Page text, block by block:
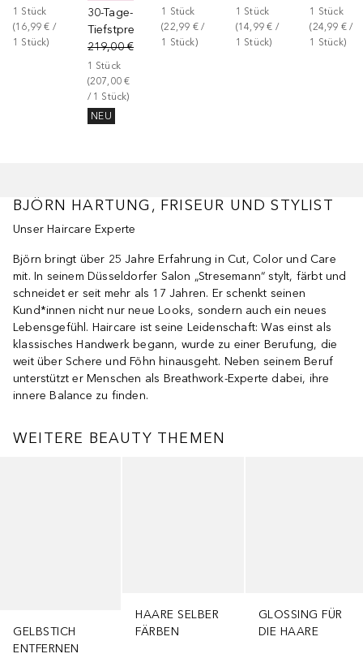
1 Stück
(16,99 € /
1 Stück)
30-Tage-
Tiefstpreis
219,00 €
1 Stück
(207,00 €
/ 1 Stück)
NEU
1
Stück
(22,99 € /
1
Stück)
1 Stück
(14,99 € /
1 Stück)
1
Stück
(24,99 € /
1
Stück)
BJÖRN HARTUNG, FRISEUR UND STYLIST
Unser Haircare Experte
Björn bringt über 25 Jahre Erfahrung in Cut, Color und Care
mit. In seinem Düsseldorfer Salon „Stresemann“ stylt, färbt und
schneidet er seit mehr als 17 Jahren. Er schenkt seinen
Kund*innen nicht nur neue Looks, sondern auch ein neues
Lebensgefühl. Haircare ist seine Leidenschaft: Was einst als
klassisches Handwerk begann, wurde zu einer Berufung, die
weit über Schere und Föhn hinausgeht. Neben seinem Beruf
unterstützt er Menschen als Breathwork-Experte dabei, ihre
innere Balance zu finden.
WEITERE BEAUTY THEMEN
GELBSTICH
ENTFERNEN
HAARE SELBER
FÄRBEN
GLOSSING FÜR
DIE HAARE